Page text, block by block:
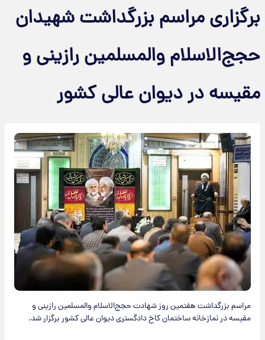
برگزاری مراسم بزرگداشت شهیدان
حجج‌الاسلام والمسلمین رازینی و
مقیسه در دیوان عالی کشور
مراسم بزرگداشت هفتمین روز شهادت حجج‌الاسلام والمسلمین رازینی و
مقیسه در نمازخانه ساختمان کاخ دادگستری دیوان عالی کشور برگزار شد.